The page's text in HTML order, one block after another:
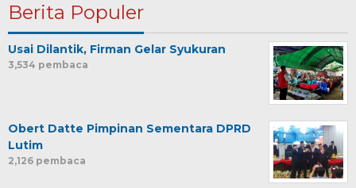
Berita Populer
Usai Dilantik, Firman Gelar Syukuran
3,534 pembaca
Obert Datte Pimpinan Sementara DPRD
Lutim
2,126 pembaca